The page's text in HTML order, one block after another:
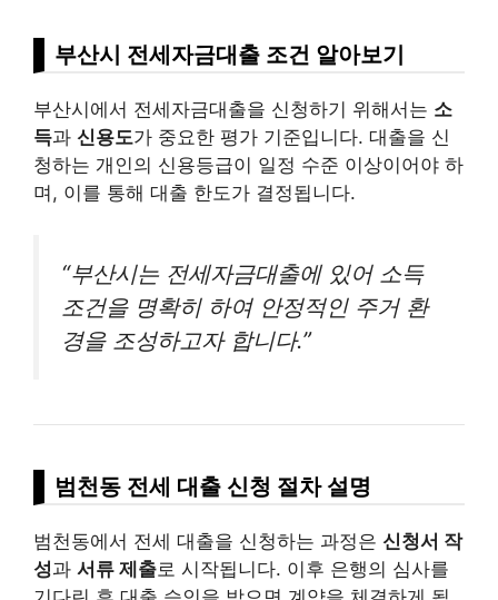
부산시 전세자금대출 조건 알아보기
부산시에서 전세자금대출을 신청하기 위해서는 소
득과 신용도가 중요한 평가 기준입니다. 대출을 신
청하는 개인의 신용등급이 일정 수준 이상이어야 하
며, 이를 통해 대출 한도가 결정됩니다.
“부산시는 전세자금대출에 있어 소득
조건을 명확히 하여 안정적인 주거 환
경을 조성하고자 합니다.”
범천동 전세 대출 신청 절차 설명
범천동에서 전세 대출을 신청하는 과정은 신청서 작
성과 서류 제출로 시작됩니다. 이후 은행의 심사를